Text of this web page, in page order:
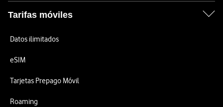
Tarifas móviles
Datos ilimitados
eSIM
Tarjetas Prepago Móvil
Roaming